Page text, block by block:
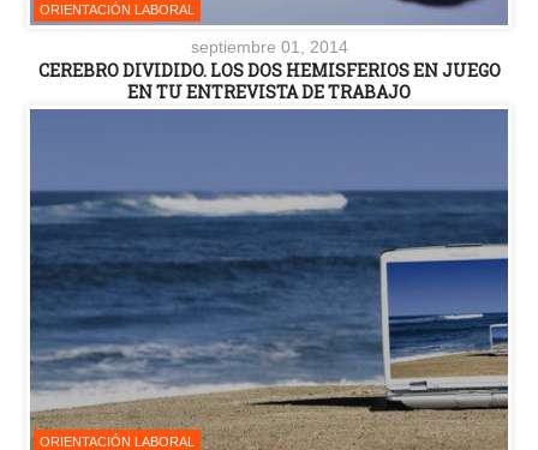
ORIENTACIÓN LABORAL
septiembre 01, 2014
CEREBRO DIVIDIDO. LOS DOS HEMISFERIOS EN JUEGO
EN TU ENTREVISTA DE TRABAJO
ORIENTACIÓN LABORAL